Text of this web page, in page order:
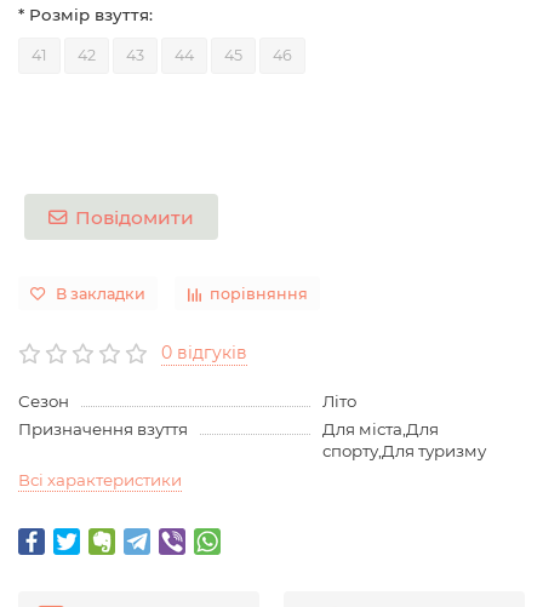
* Розмір взуття:
41 42 43 44 45 46
Повідомити
В закладки порівняння
0 відгуків
Сезон
Літо
Призначення взуття
Для міста,Для
спорту,Для туризму
Всі характеристики